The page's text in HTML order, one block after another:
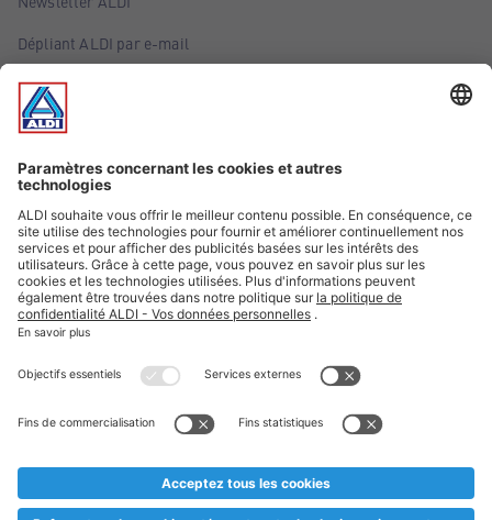
Dépliant ALDI par e-mail
Offres
Infos essentielles
Suivez ALDI Belgique
Textes marqués d'un astérisque et mentions légales
* Nous vendons ces articles temporairement et jusqu'à
au cas où, malgré le planning bien étudié, nous serions
prématurément en rupture de stock. Prix Recupel et TVA incl.
** Sur ce site, l’utilisation de la forme masculine a été adoptée